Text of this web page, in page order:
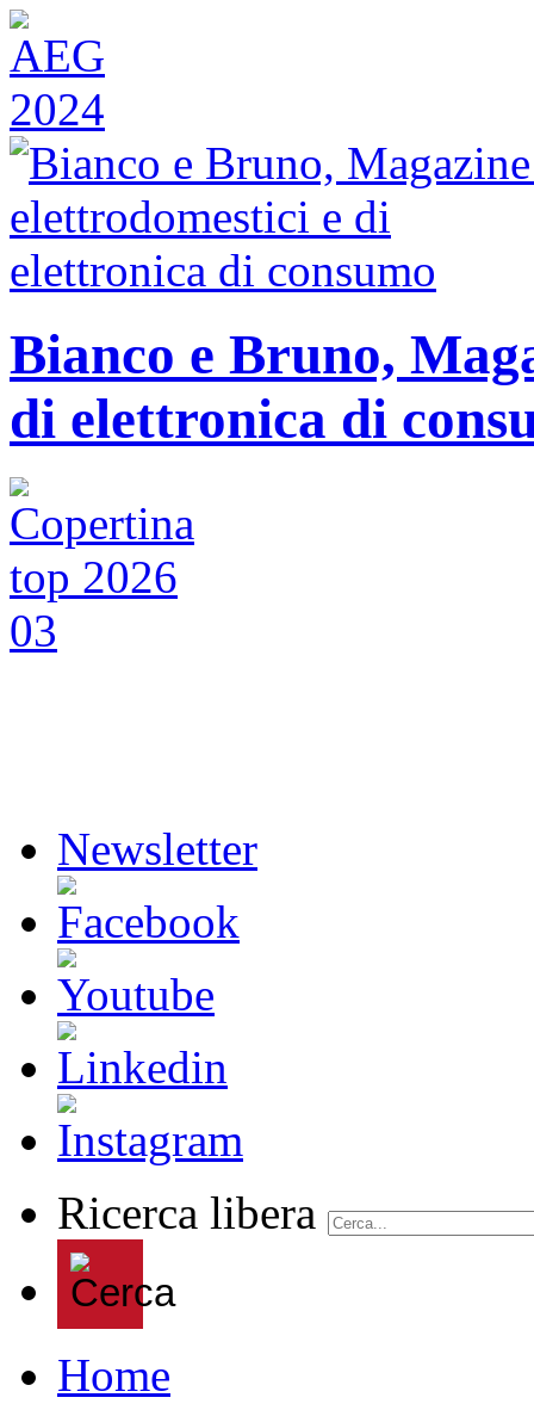
Bianco e Bruno,
di elettronica di
Newsletter
Ricerca libera
Home